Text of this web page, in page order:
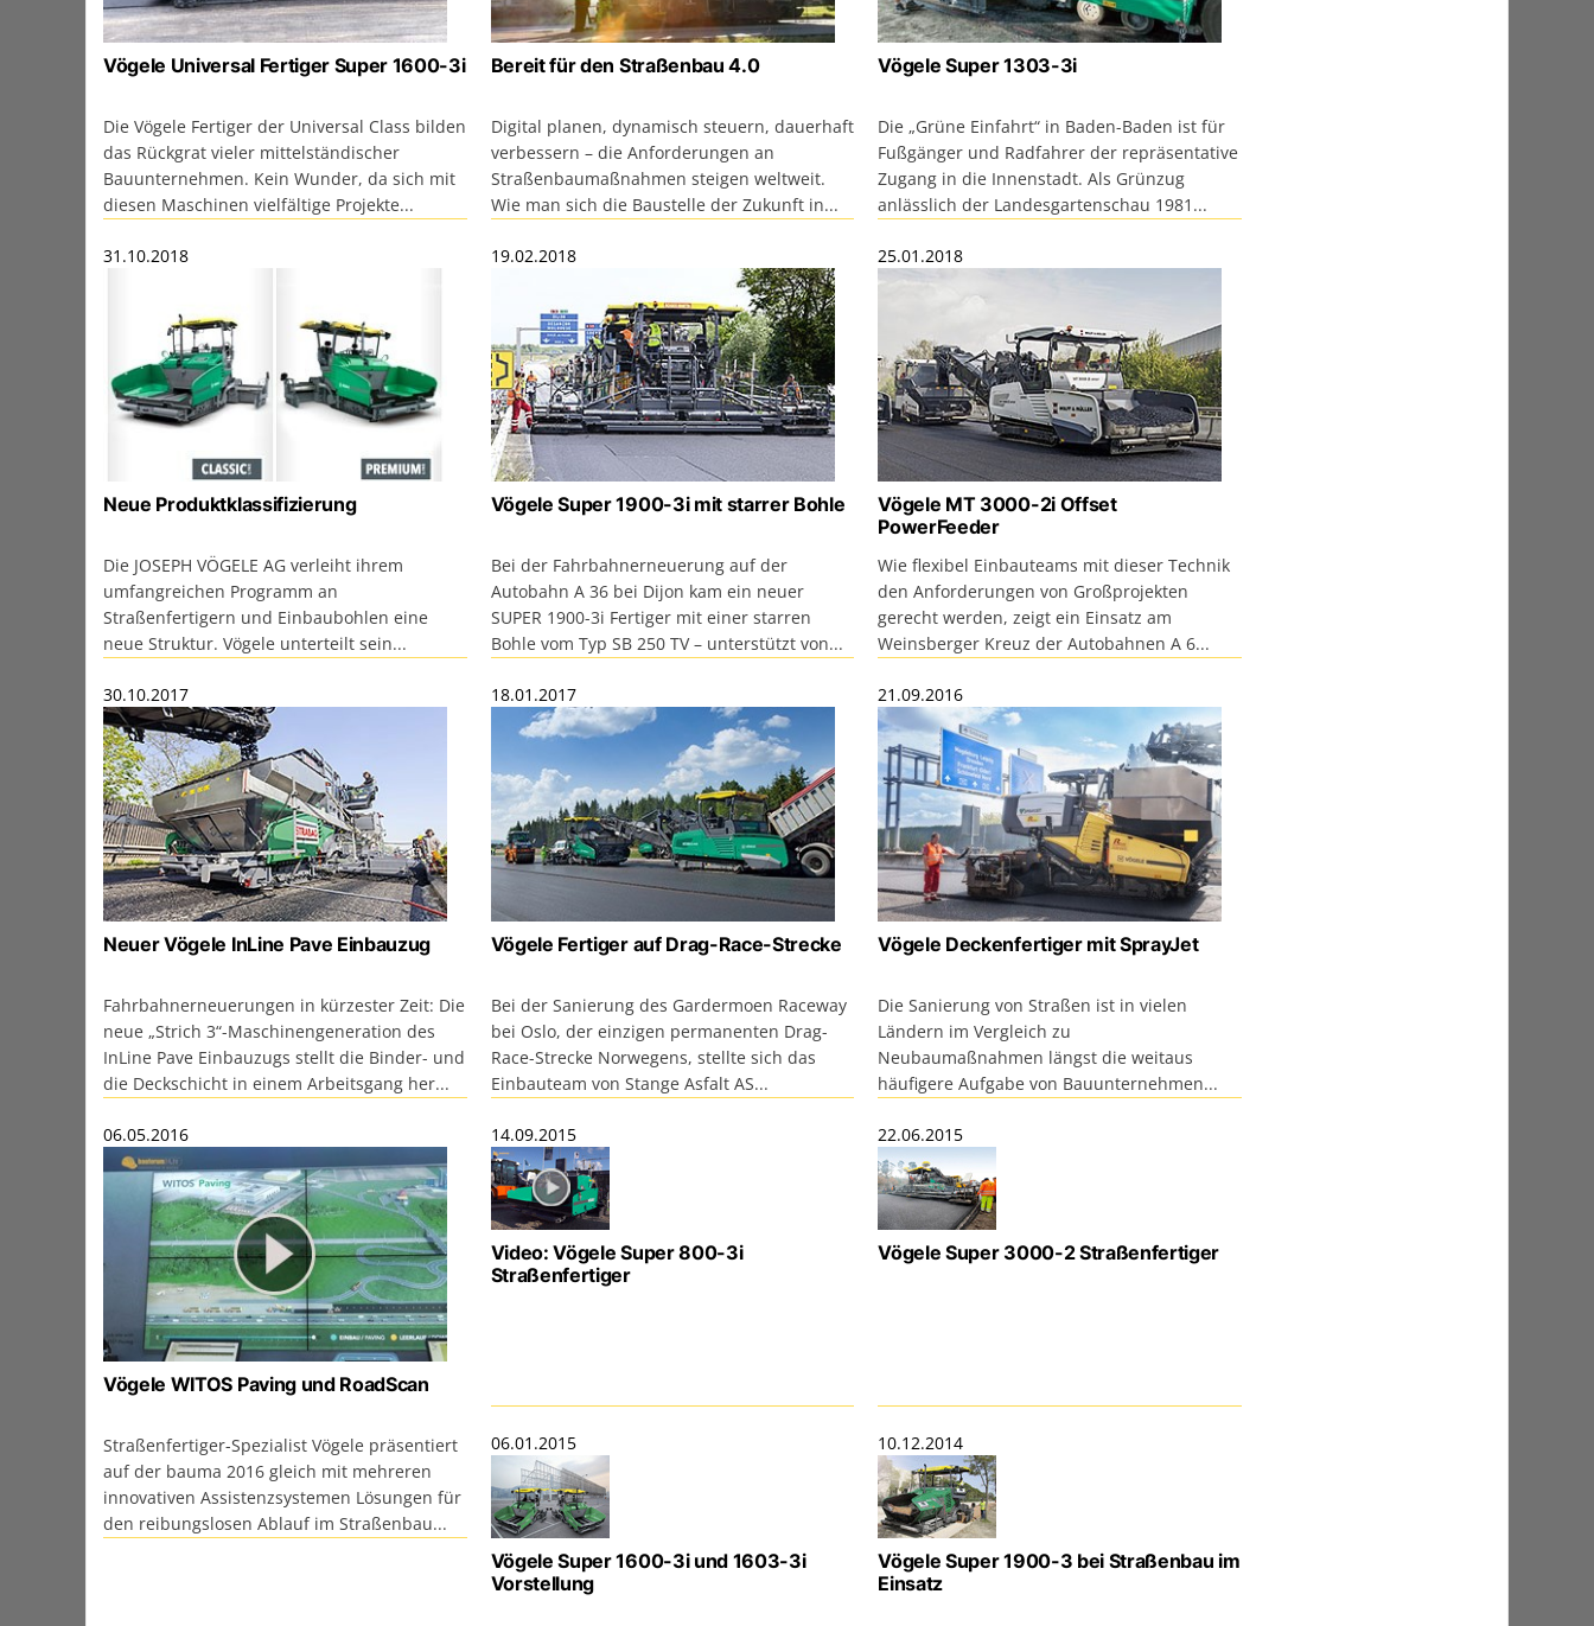
Vögele Universal Fertiger Super 1600-3i
Die Vögele Fertiger der Universal Class bilden
das Rückgrat vieler mittelständischer
Bauunternehmen. Kein Wunder, da sich mit
diesen Maschinen vielfältige Projekte...
Bereit für den Straßenbau 4.0
Digital planen, dynamisch steuern, dauerhaft
verbessern – die Anforderungen an
Straßenbaumaßnahmen steigen weltweit.
Wie man sich die Baustelle der Zukunft in...
Vögele Super 1303-3i
Die „Grüne Einfahrt“ in Baden-Baden ist für
Fußgänger und Radfahrer der repräsentative
Zugang in die Innenstadt. Als Grünzug
anlässlich der Landesgartenschau 1981...
31.10.2018
Neue Produktklassifizierung
Die JOSEPH VÖGELE AG verleiht ihrem
umfangreichen Programm an
Straßenfertigern und Einbaubohlen eine
neue Struktur. Vögele unterteilt sein...
19.02.2018
Vögele Super 1900-3i mit starrer Bohle
Bei der Fahrbahnerneuerung auf der
Autobahn A 36 bei Dijon kam ein neuer
SUPER 1900-3i Fertiger mit einer starren
Bohle vom Typ SB 250 TV – unterstützt von...
25.01.2018
Vögele MT 3000-2i Offset
PowerFeeder
Wie flexibel Einbauteams mit dieser Technik
den Anforderungen von Großprojekten
gerecht werden, zeigt ein Einsatz am
Weinsberger Kreuz der Autobahnen A 6...
30.10.2017
Neuer Vögele InLine Pave Einbauzug
Fahrbahnerneuerungen in kürzester Zeit: Die
neue „Strich 3“-Maschinengeneration des
InLine Pave Einbauzugs stellt die Binder- und
die Deckschicht in einem Arbeitsgang her...
18.01.2017
Vögele Fertiger auf Drag-Race-Strecke
Bei der Sanierung des Gardermoen Raceway
bei Oslo, der einzigen permanenten Drag-
Race-Strecke Norwegens, stellte sich das
Einbauteam von Stange Asfalt AS...
21.09.2016
Vögele Deckenfertiger mit SprayJet
Die Sanierung von Straßen ist in vielen
Ländern im Vergleich zu
Neubaumaßnahmen längst die weitaus
häufigere Aufgabe von Bauunternehmen...
06.05.2016
Vögele WITOS Paving und RoadScan
Straßenfertiger-Spezialist Vögele präsentiert
auf der bauma 2016 gleich mit mehreren
innovativen Assistenzsystemen Lösungen für
den reibungslosen Ablauf im Straßenbau...
14.09.2015
Video: Vögele Super 800-3i
Straßenfertiger
22.06.2015
Vögele Super 3000-2 Straßenfertiger
06.01.2015
Vögele Super 1600-3i und 1603-3i
Vorstellung
10.12.2014
Vögele Super 1900-3 bei Straßenbau im
Einsatz